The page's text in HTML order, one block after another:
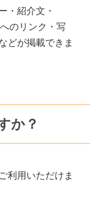
・紹介文・
のリンク・写
どが掲載できま
か？
利用いただけま